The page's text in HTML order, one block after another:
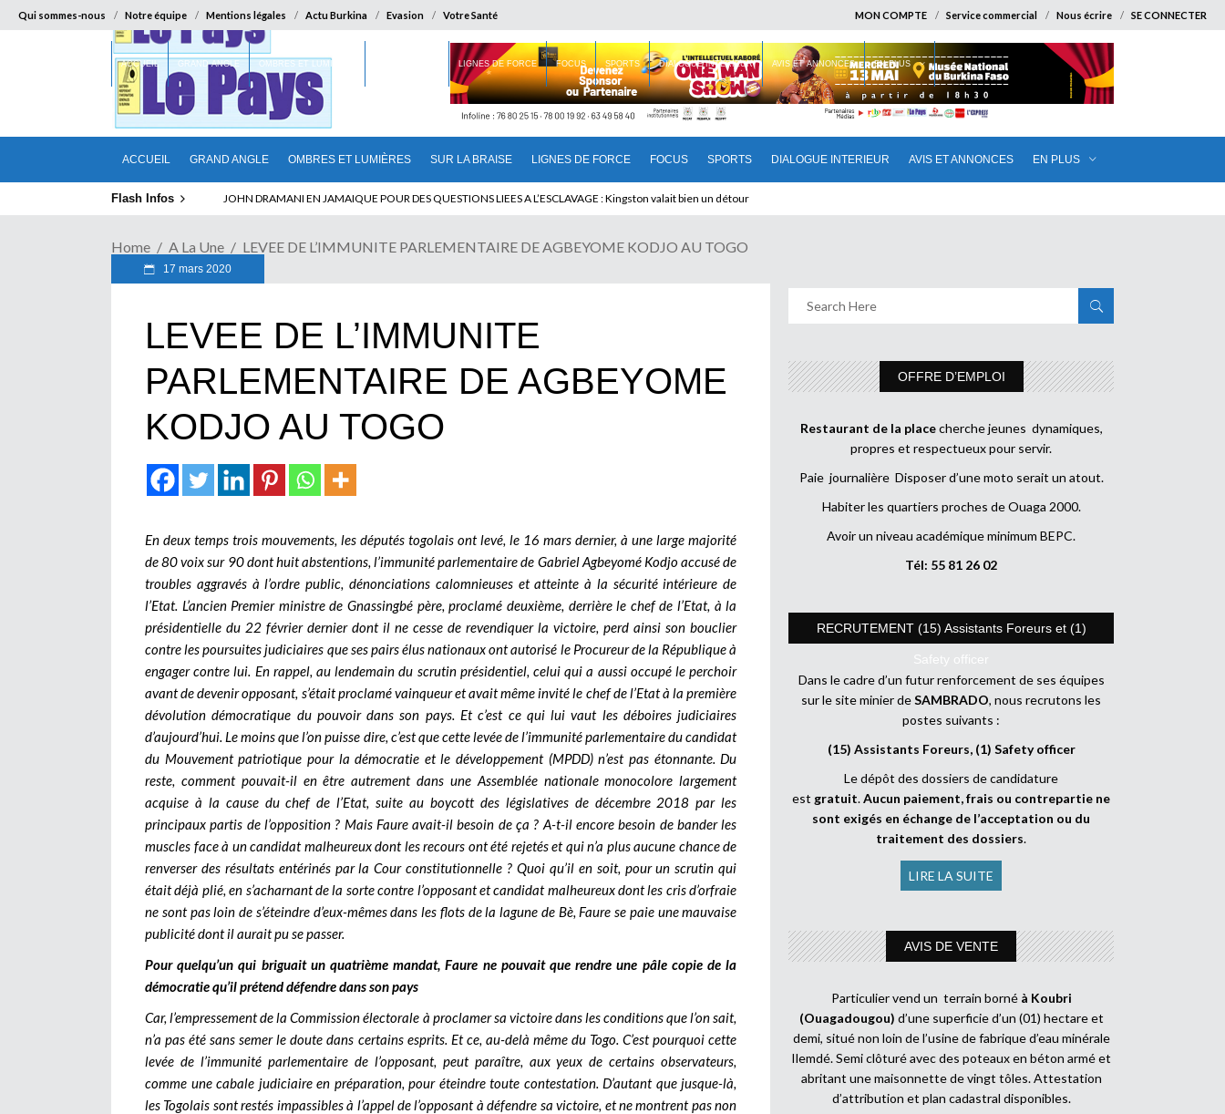
Qui sommes-nous Notre équipe Mentions légales Actu Burkina Evasion Votre Santé MON COMPTE Service commercial Nous écrire SE CONNECTER
ACCUEIL GRAND ANGLE OMBRES ET LUMIÈRES SUR LA BRAISE LIGNES DE FORCE FOCUS SPORTS DIALOGUE INTERIEUR AVIS ET ANNONCES EN PLUS
ACCUEIL GRAND ANGLE OMBRES ET LUMIÈRES LIGNES DE FORCE FOCUS SPORTS DIALOGUE INTERIEUR AVIS ET ANNONCES EN PLUS
Flash Infos ELECTION DE TALON A LA TETE DU SENAT BENINOIS : Quand Patrice quitte le pouvoir sans partir !
Home A La Une LEVEE DE L’IMMUNITE PARLEMENTAIRE DE AGBEYOME KODJO AU TOGO
17 mars 2020
LEVEE DE L’IMMUNITE
PARLEMENTAIRE DE AGBEYOME
KODJO AU TOGO
En deux temps trois mouvements, les députés togolais ont levé, le 16 mars dernier, à une large majorité
de 80 voix sur 90 dont huit abstentions, l’immunité parlementaire de Gabriel Agbeyomé Kodjo accusé de
troubles aggravés à l’ordre public, dénonciations calomnieuses et atteinte à la sécurité intérieure de
l’Etat. L’ancien Premier ministre de Gnassingbé père, proclamé deuxième, derrière le chef de l’Etat, à la
présidentielle du 22 février dernier dont il ne cesse de revendiquer la victoire, perd ainsi son bouclier
contre les poursuites judiciaires que ses pairs élus nationaux ont autorisé le Procureur de la République à
engager contre lui. En rappel, au lendemain du scrutin présidentiel, celui qui a aussi occupé le perchoir
avant de devenir opposant, s’était proclamé vainqueur et avait même invité le chef de l’Etat à la première
dévolution démocratique du pouvoir dans son pays. Et c’est ce qui lui vaut les déboires judiciaires
d’aujourd’hui. Le moins que l’on puisse dire, c’est que cette levée de l’immunité parlementaire du candidat
du Mouvement patriotique pour la démocratie et le développement (MPDD) n’est pas étonnante. Du
reste, comment pouvait-il en être autrement dans une Assemblée nationale monocolore largement
acquise à la cause du chef de l’Etat, suite au boycott des législatives de décembre 2018 par les
principaux partis de l’opposition ? Mais Faure avait-il besoin de ça ? A-t-il encore besoin de bander les
muscles face à un candidat malheureux dont les recours ont été rejetés et qui n’a plus aucune chance de
renverser des résultats entérinés par la Cour constitutionnelle ? Quoi qu’il en soit, pour un scrutin qui
était déjà plié, en s’acharnant de la sorte contre l’opposant et candidat malheureux dont les cris d’orfraie
ne sont pas loin de s’éteindre d’eux-mêmes dans les flots de la lagune de Bè, Faure se paie une mauvaise
publicité dont il aurait pu se passer.
Pour quelqu’un qui briguait un quatrième mandat, Faure ne pouvait que rendre une pâle copie de la
démocratie qu’il prétend défendre dans son pays
Car, l’empressement de la Commission électorale à proclamer sa victoire dans les conditions que l’on sait,
n’a pas été sans semer le doute dans certains esprits. Et ce, au-delà même du Togo. C’est pourquoi cette
levée de l’immunité parlementaire de l’opposant, peut paraître, aux yeux de certains observateurs,
comme une cabale judiciaire en préparation, pour éteindre toute contestation. D’autant que jusque-là,
les Togolais sont restés impassibles à l’appel de l’opposant à défendre sa victoire, et ne montrent pas non
OFFRE D’EMPLOI
Restaurant de la placecherche jeunes dynamiques,
propres et respectueux pour servir.
Paie journalière Disposer d’une moto serait un atout.
Habiter les quartiers proches de Ouaga 2000.
Avoir un niveau académique minimum BEPC.
Tél: 55 81 26 02
RECRUTEMENT (15) Assistants Foreurs et (1)
Safety officer
Dans le cadre d’un futur renforcement de ses équipes
sur le site minier deSAMBRADO, nous recrutons les
postes suivants :
(15) Assistants Foreurs, (1) Safety officer
Le dépôt des dossiers de candidature
est gratuit.Aucun paiement, frais ou contrepartie ne
sont exigés en échange de l’acceptation ou du
traitement des dossiers.
LIRE LA SUITE
AVIS DE VENTE
Particulier vend un terrain borné à Koubri
(Ouagadougou) d’une superficie d’un (01) hectare et
demi, situé non loin de l’usine de fabrique d’eau minérale
Ilemdé. Semi clôturé avec des poteaux en béton armé et
abritant une maisonnette de vingt tôles. Attestation
d’attribution et plan cadastral disponibles.